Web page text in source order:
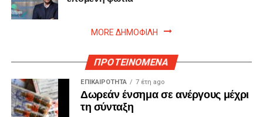
MORE ΔΗΜΟΦΙΛΗ
ΠΡΟΤΕΙΝΟΜΕΝΑ
ΕΠΙΚΑΙΡΟΤΗΤΑ 7 έτη ago
Δωρεάν ένσημα σε ανέργους μέχρι
τη σύνταξη